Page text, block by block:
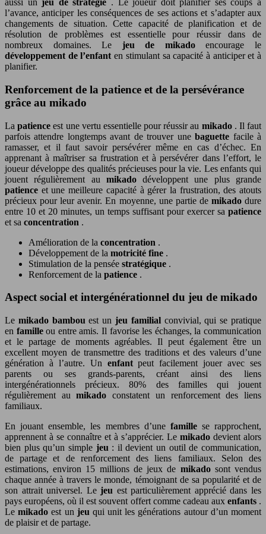
aussi unjeu de stratégie . Le joueur doit planifier ses coups à
l’avance, anticiper les conséquences de ses actions et s’adapter aux
changements de situation. Cette capacité de planification et de
résolution de problèmes est essentielle pour réussir dans de
nombreux domaines. Le jeu de mikadoencourage le
développement de l’enfanten stimulant sa capacité à anticiper et à
planifier.
Renforcement de la patience et de la persévérance
grâce au mikado
Lapatienceest une vertu essentielle pour réussir au mikado . Il faut
parfois attendre longtemps avant de trouver unebaguette facile à
ramasser, et il faut savoir persévérer même en cas d’échec. En
apprenant à maîtriser sa frustration et à persévérer dans l’effort, le
joueur développe des qualités précieuses pour la vie. Les enfants qui
jouent régulièrement au mikadodéveloppent une plus grande
patience et une meilleure capacité à gérer la frustration, des atouts
précieux pour leur avenir. En moyenne, une partie de mikadodure
entre 10 et 20 minutes, un temps suffisant pour exercer sa patience
et sa concentration .
Amélioration de la concentration .
Développement de la motricité fine .
Stimulation de la pensée stratégique .
Renforcement de la patience .
Aspect social et intergénérationnel du jeu de mikado
Le mikado bambouest unjeu familial convivial, qui se pratique
en familleou entre amis. Il favorise les échanges, la communication
et le partage de moments agréables. Il peut également être un
excellent moyen de transmettre des traditions et des valeurs d’une
génération à l’autre. Un enfantpeut facilement jouer avec ses
parents ou ses grands-parents, créant ainsi des liens
intergénérationnels précieux. 80% des familles qui jouent
régulièrement aumikadoconstatent un renforcement des liens
familiaux.
En jouant ensemble, les membres d’une famille se rapprochent,
apprennent à se connaître et à s’apprécier. Le mikado devient alors
bien plus qu’un simple jeu : il devient un outil de communication,
de partage et de renforcement des liens familiaux. Selon des
estimations, environ 15 millions de jeux de mikado sont vendus
chaque année à travers le monde, témoignant de sa popularité et de
son attrait universel. Lejeu est particulièrement apprécié dans les
pays européens, où il est souvent offert comme cadeau aux enfants .
Lemikadoest un jeu qui unit les générations autour d’un moment
de plaisir et de partage.